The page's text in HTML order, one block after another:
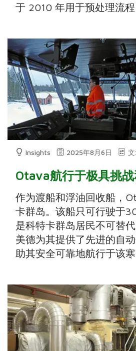
于 2010 年用于预处理流程
Insights 2025年8月6日
Otava航行于极具挑
作为渡船和浮油回收船，
卡群岛。该船只可行驶于
是科特卡群岛居民不可替
美德为其提供了先进的自
助其安全可靠地航行于该寒